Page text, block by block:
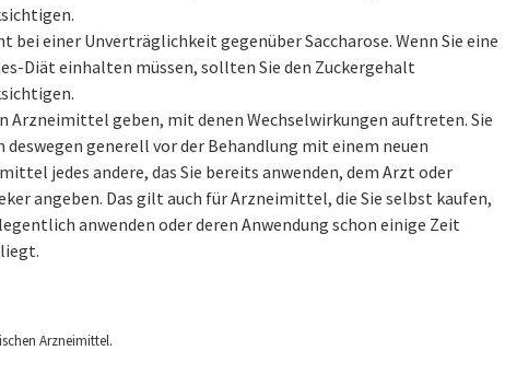
bei einer Unverträglichkeit gegenüber Saccharose. Wenn Sie eine
Diät einhalten müssen, sollten Sie den Zuckergehalt
Arzneimittel geben, mit denen Wechselwirkungen auftreten. Sie
generell vor der Behandlung mit einem neuen
jedes andere, das Sie bereits anwenden, dem Arzt oder
angeben. Das gilt auch für Arzneimittel, die Sie selbst kaufen,
anwenden oder deren Anwendung schon einige Zeit
Arzneimittel.